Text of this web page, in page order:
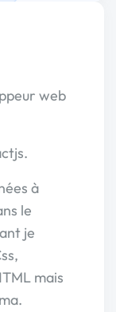
web
à
le
je
mais